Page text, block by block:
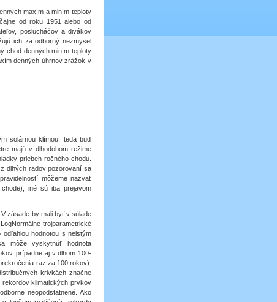
maxím a miním teploty
od roku 1951 alebo od
poslucháčov a divákov
ich za odborný nezmysel
chod denných miním teploty
denných úhrnov zrážok v
solárnou klímou, teda buď
majú v dlhodobom režime
priebeh ročného chodu.
dlhých radov pozorovaní sa
môžeme nazvať
iné sú iba prejavom
zásade by mali byť v súlade
trojparametrické
odľahlou hodnotou s neistým
môže vyskytnúť hodnota
prípadne aj v dlhom 100-
raz za 100 rokov).
krivkách značne
rekordov klimatických prvkov
neopodstatnené. Ako